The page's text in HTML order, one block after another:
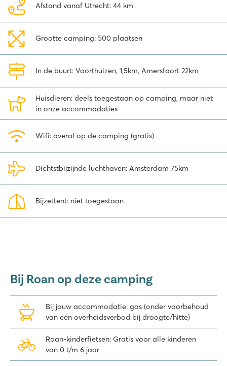
Vlakbij de uitgestrekte Veluwse bossen
Vanaf de camping sta je binnen een paar minuten middenin de
natuur. Kijk je ogen uit in de veelzijdige Veluwe, één van de mooiste
gebieden vanNederland. Wil je gezellig een dagje eropuit?
Amersfoort ligt vlakbij. Struin door de gezellige winkelstraten en
strijk neer op één van de vele terrasjes. Ben je met kinderen dan is
een bezoekje aan het pretpark Julianatoren, dierentuin de
Apenheul of dierenpark Amersfoort aan te raden. Voor een
heerlijke vakantie op de Veluwe boek je een vakantie via Roan
naar vakantiepark Ackersate.
Afstand vanaf Utrecht: 44 km
Grootte camping: 500 plaatsen
In de buurt: Voorthuizen, 1,5km, Amersfoort 22km
Huisdieren: deels toegestaan op camping, maar niet
in onze accommodaties
Wifi: overal op de camping (gratis)
Dichtstbijzijnde luchthaven: Amsterdam 75km
Bijzettent: niet toegestaan
Bij Roan op deze camping
Bij jouw accommodatie: gas (onder voorbehoud
van een overheidsverbod bij droogte/hitte)
Roan-kinderfietsen: Gratis voor alle kinderen
van 0 t/m 6 jaar